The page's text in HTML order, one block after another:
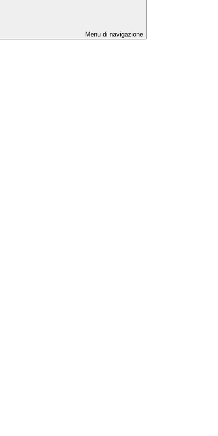
Menu di navigazione